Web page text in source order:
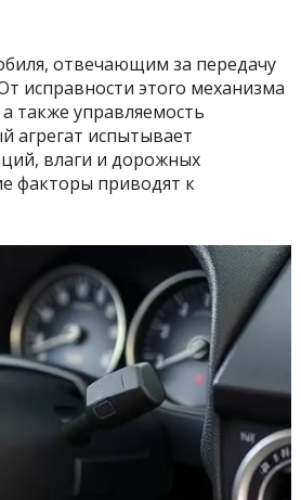
отвечающим за передачу
исправности этого механизма
также управляемость
агрегат испытывает
влаги и дорожных
факторы приводят к